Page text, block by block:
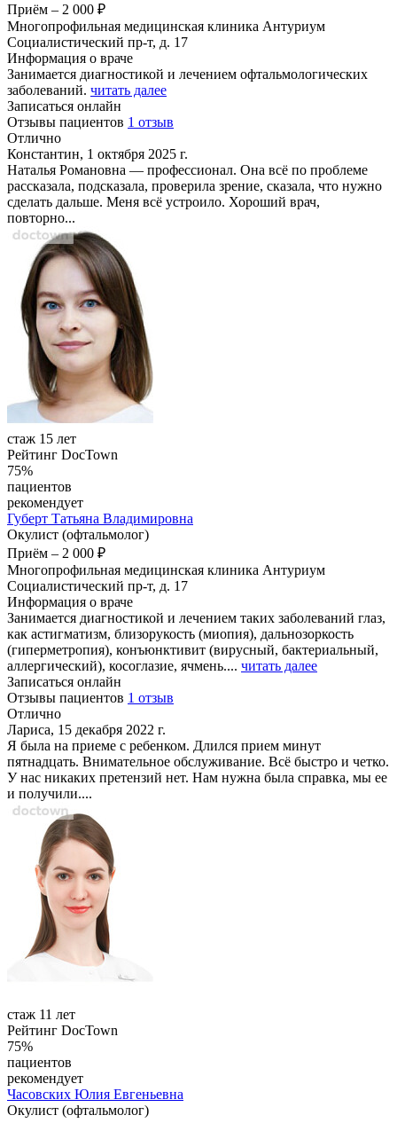
Приём – 2 000 ₽
Многопрофильная медицинская клиника Антуриум
Социалистический пр-т, д. 17
Информация о враче
Занимается диагностикой и лечением офтальмологических
заболеваний. читать далее
Записаться онлайн
Отзывы пациентов 1 отзыв
Отлично
Константин, 1 октября 2025 г.
Наталья Романовна — профессионал. Она всё по проблеме
рассказала, подсказала, проверила зрение, сказала, что нужно
сделать дальше. Меня всё устроило. Хороший врач,
повторно...
стаж 15 лет
Рейтинг DocTown
75%
пациентов
рекомендует
Губерт Татьяна Владимировна
Окулист (офтальмолог)
Приём – 2 000 ₽
Многопрофильная медицинская клиника Антуриум
Социалистический пр-т, д. 17
Информация о враче
Занимается диагностикой и лечением таких заболеваний глаз,
как астигматизм, близорукость (миопия), дальнозоркость
(гиперметропия), конъюнктивит (вирусный, бактериальный,
аллергический), косоглазие, ячмень.... читать далее
Записаться онлайн
Отзывы пациентов 1 отзыв
Отлично
Лариса, 15 декабря 2022 г.
Я была на приеме с ребенком. Длился прием минут
пятнадцать. Внимательное обслуживание. Всё быстро и четко.
У нас никаких претензий нет. Нам нужна была справка, мы ее
и получили....
стаж 11 лет
Рейтинг DocTown
75%
пациентов
рекомендует
Часовских Юлия Евгеньевна
Окулист (офтальмолог)